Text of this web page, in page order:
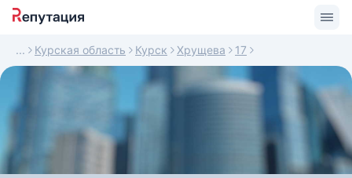
Курская область Курск Хрущева 17